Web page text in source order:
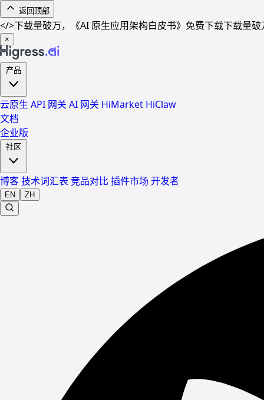
返回顶部
</>下载量破万，《AI 原生应用架构白皮书》免费下载下载量破
×
云原生 API 网关 AI 网关 HiMarket HiClaw
文档
企业版
博客技术词汇表 竞品对比 插件市场 开发者
EN ZH